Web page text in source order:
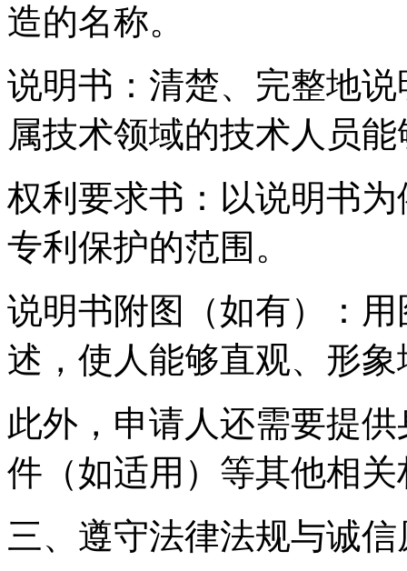
造的名称。
说明书：清楚、完整地
属技术领域的技术人员
权利要求书：以说明书
专利保护的范围。
说明书附图（如有）：
述，使人能够直观、形
此外，申请人还需要提
件（如适用）等其他相关
三、遵守法律法规与诚信